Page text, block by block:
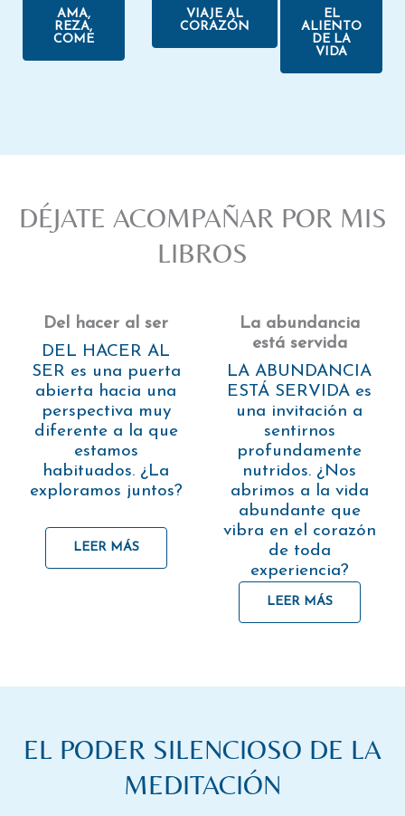
AMA,
REZA,
COME
VIAJE AL
CORAZÓN
EL
ALIENTO
DE LA
VIDA
DÉJATE ACOMPAÑAR POR MIS
LIBROS
Del hacer al ser
DEL HACER AL
SER es una puerta
abierta hacia una
perspectiva muy
diferente a la que
estamos
habituados. ¿La
exploramos juntos?
LEER MÁS
La abundancia
está servida
LA ABUNDANCIA
ESTÁ SERVIDA es
una invitación a
sentirnos
profundamente
nutridos. ¿Nos
abrimos a la vida
abundante que
vibra en el corazón
de toda
experiencia?
LEER MÁS
EL PODER SILENCIOSO DE LA
MEDITACIÓN